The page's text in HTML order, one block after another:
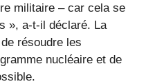
militaire – car cela se
», a-t-il déclaré. La
résoudre les
nucléaire et de